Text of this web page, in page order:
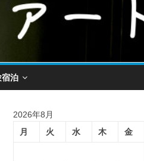
宿泊
2026年8月
月
火 水 木 金